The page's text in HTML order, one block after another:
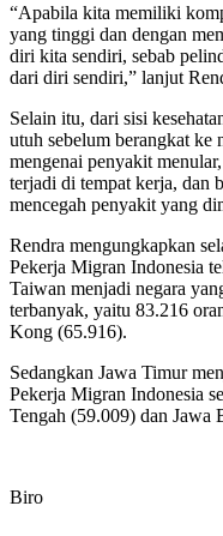
“Apabila kita memiliki
yang tinggi dan dengan
diri kita sendiri, sebab
dari diri sendiri,” lanjut
Selain itu, dari sisi
utuh sebelum berangkat ke
mengenai penyakit
terjadi di tempat kerja, dan
mencegah penyakit yang
Rendra mengungkapkan
Pekerja Migran Indonesia
Taiwan menjadi negara
terbanyak, yaitu 83.216
Kong (65.916).
Sedangkan Jawa Timur
Pekerja Migran Indonesia
Tengah (59.009) dan Jawa
Biro